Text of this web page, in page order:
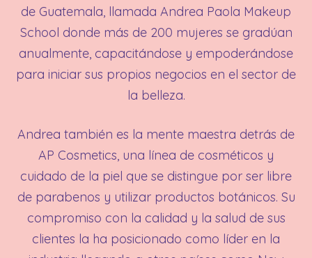
de Guatemala, llamada Andrea Paola Makeup
School donde más de 200 mujeres se gradúan
anualmente, capacitándose y empoderándose
para iniciar sus propios negocios en el sector de
la belleza.
Andrea también es la mente maestra detrás de
AP Cosmetics, una línea de cosméticos y
cuidado de la piel que se distingue por ser libre
de parabenos y utilizar productos botánicos. Su
compromiso con la calidad y la salud de sus
clientes la ha posicionado como líder en la